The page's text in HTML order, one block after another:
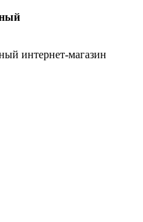
интернет-магазин